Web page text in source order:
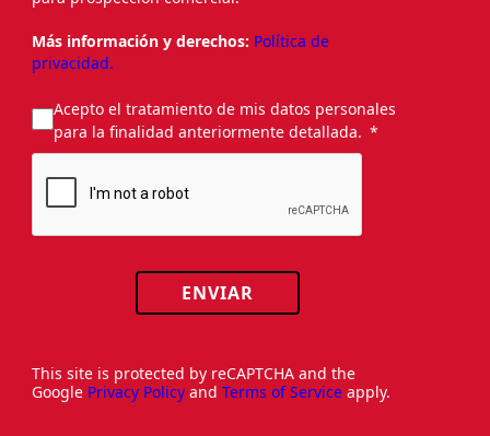
Más información y derechos: Política de
privacidad.
Acepto el tratamiento de mis datos personales
para la finalidad anteriormente detallada.
ENVIAR
This site is protected by reCAPTCHA and the
Google Privacy Policy and Terms of Service apply.